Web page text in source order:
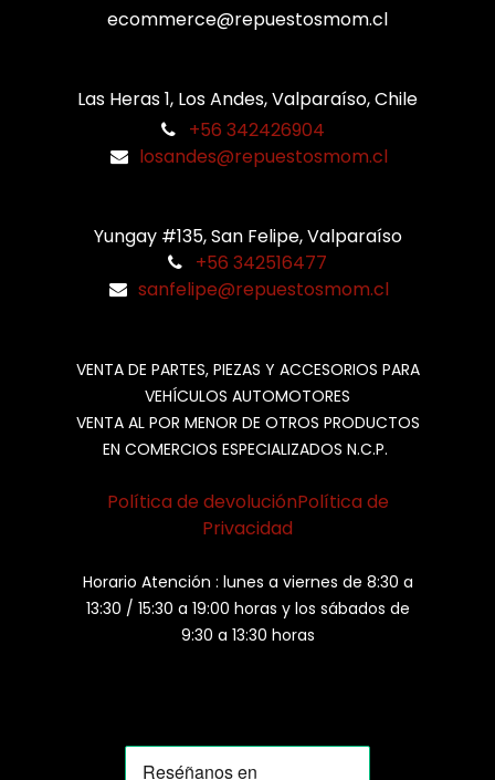
ecommerce@repuestosmom.cl
Las Heras 1, Los Andes, Valparaíso, Chile
+56 342426904
losandes@repuestosmom.cl
Yungay #135, San Felipe, Valparaíso
+56 342516477
sanfelipe@repuestosmom.cl
VENTA DE PARTES, PIEZAS Y ACCESORIOS PARA
VEHÍCULOS AUTOMOTORES
VENTA AL POR MENOR DE OTROS PRODUCTOS
EN COMERCIOS ESPECIALIZADOS N.C.P.
Política de devoluciónPolítica de
Privacidad
Horario Atención : lunes a viernes de 8:30 a
13:30 / 15:30 a 19:00 horas y los sábados de
9:30 a 13:30 horas